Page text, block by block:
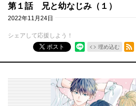
第１話 兄と幼なじみ（１）
2022年11月24日
シェアして応援しよう！
ポスト
埋め込む
RSSフィード